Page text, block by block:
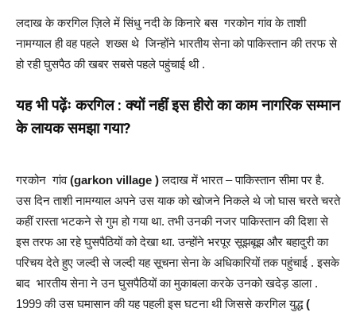
लदाख के करगिल ज़िले में सिंधु नदी के किनारे बस गरकोन गांव के ताशी
नामग्याल ही वह पहले शख्स थे जिन्होंने भारतीय सेना को पाकिस्तान की तरफ से
हो रही घुसपैठ की खबर सबसे पहले पहुंचाई थी .
यह भी पढ़ेंःकरगिल : क्यों नहीं इस हीरो का काम नागरिक सम्मान
के लायक समझा गया?
गरकोन गांव(garkon village )लदाख में भारत – पाकिस्तान सीमा पर है.
उस दिन ताशी नामग्याल अपने उस याक को खोजने निकले थे जो घास चरते चरते
कहीं रास्ता भटकने से गुम हो गया था. तभी उनकी नजर पाकिस्तान की दिशा से
इस तरफ आ रहे घुसपैठियों को देखा था. उन्होंने भरपूर सूझबूझ और बहादुरी का
परिचय देते हुए जल्दी से जल्दी यह सूचना सेना के अधिकारियों तक पहुंचाई . इसके
बाद भारतीय सेना ने उन घुसपैठियों का मुकाबला करके उनको खदेड़ डाला .
1999 की उस घमासान की यह पहली इस घटना थी जिससे करगिल युद्ध(